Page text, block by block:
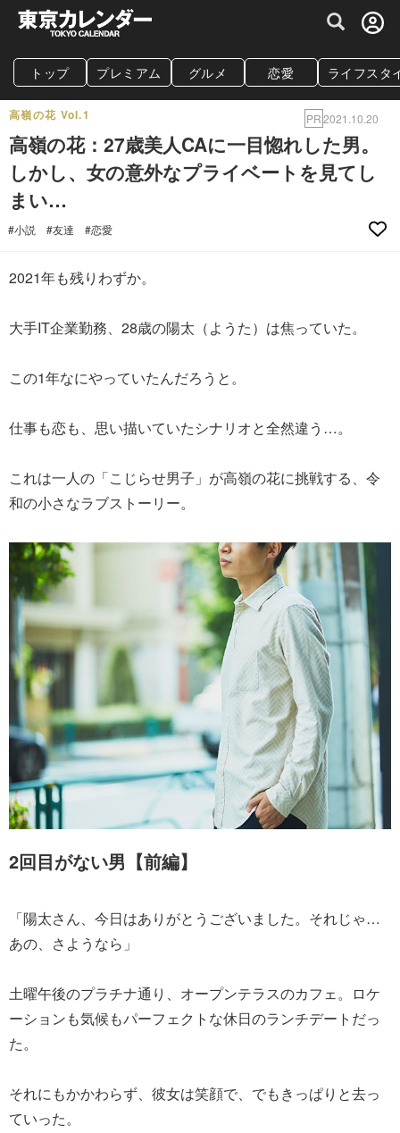
グルメ情報・プレミアムレストラン予約
トップ プレミアム グルメ 恋愛 ライフスタ
高嶺の花 Vol.1 PR2021.10.20
高嶺の花：27歳美人CAに一目惚れした男。
しかし、女の意外なプライベートを見てし
まい…
#小説 #友達 #恋愛
2021年も残りわずか。
大手IT企業勤務、28歳の陽太（ようた）は焦っていた。
この1年なにやっていたんだろうと。
仕事も恋も、思い描いていたシナリオと全然違う…。
これは一人の「こじらせ男子」が高嶺の花に挑戦する、令
和の小さなラブストーリー。
2回目がない男【前編】
「陽太さん、今日はありがとうございました。それじゃ…
あの、さようなら」
土曜午後のプラチナ通り、オープンテラスのカフェ。ロケ
ーションも気候もパーフェクトな休日のランチデートだっ
た。
それにもかかわらず、彼女は笑顔で、でもきっぱりと去っ
ていった。